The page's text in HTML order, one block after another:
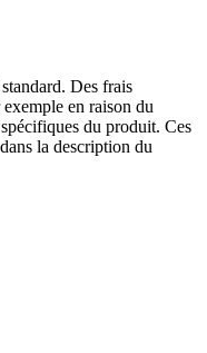
Des frais
en raison du
du produit. Ces
la description du